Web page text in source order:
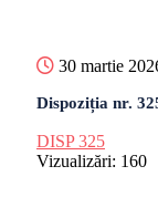
30 martie
Dispoziția nr.
DISP 325
Vizualizări: 160